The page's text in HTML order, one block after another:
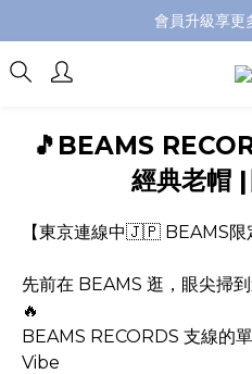
會員升級享更
會員升級享更
FB海外連線社
會員升級享更
🎵BEAMS
經典老帽
【東京連線中🇯🇵 BEAMS限
先前在 BEAMS 逛，眼尖掃
🔥
BEAMS RECORDS 支線的
Vibe